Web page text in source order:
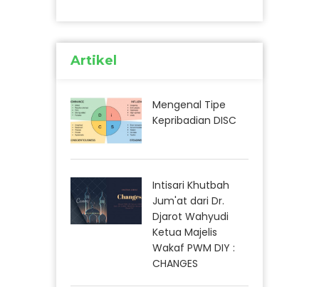
Artikel
Mengenal Tipe
Kepribadian DISC
Intisari Khutbah
Jum'at dari Dr.
Djarot Wahyudi
Ketua Majelis
Wakaf PWM DIY :
CHANGES